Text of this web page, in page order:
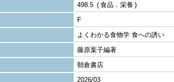
498.5
食品．栄養
F
よくわかる食物学 食への誘い
藤原葉子編著
朝倉書店
2026/03